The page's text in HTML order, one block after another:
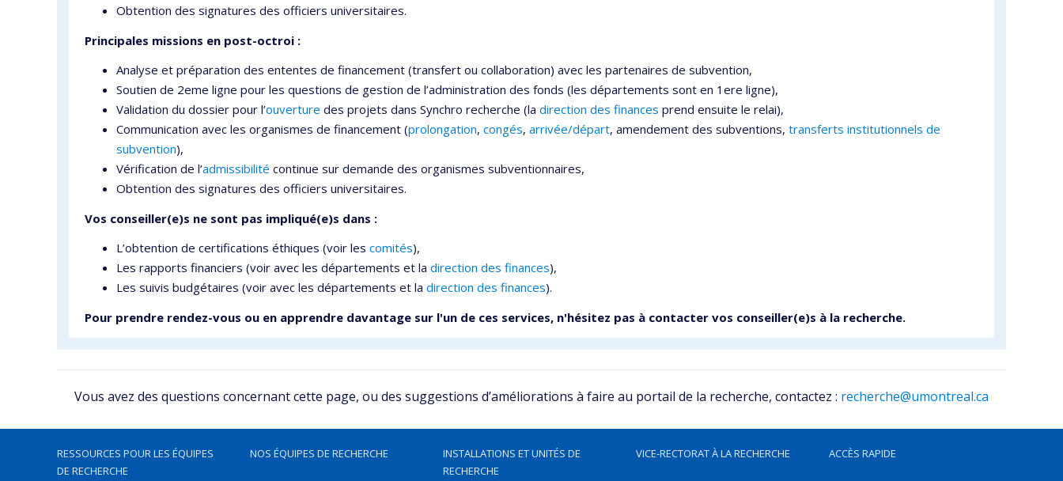
Obtention des signatures des officiers universitaires.
Principales missions en post-octroi :
Analyse et préparation des ententes de financement (transfert ou collaboration) avec les partenaires de subvention,
Soutien de 2eme ligne pour les questions de gestion de l’administration des fonds (les départements sont en 1ere ligne),
Validation du dossier pour l’ouverture des projets dans Synchro recherche (la direction des finances prend ensuite le relai),
Communication avec les organismes de financement (prolongation, congés, arrivée/départ, amendement des subventions, transferts institutionnels de
subvention),
Vérification de l’admissibilité continue sur demande des organismes subventionnaires,
Obtention des signatures des officiers universitaires.
Vos conseiller(e)s ne sont pas impliqué(e)s dans :
L’obtention de certifications éthiques (voir les comités),
Les rapports financiers (voir avec les départements et la direction des finances),
Les suivis budgétaires (voir avec les départements et la direction des finances).
Pour prendre rendez-vous ou en apprendre davantage sur l'un de ces services, n'hésitez pas à contacter vos conseiller(e)s à la recherche.
Vous avez des questions concernant cette page, ou des suggestions d’améliorations à faire au portail de la recherche, contactez : recherche@umontreal.ca
RESSOURCES POUR LES ÉQUIPES
DE RECHERCHE
NOS ÉQUIPES DE RECHERCHE
INSTALLATIONS ET UNITÉS DE
RECHERCHE
VICE-RECTORAT À LA RECHERCHE ACCÈS RAPIDE